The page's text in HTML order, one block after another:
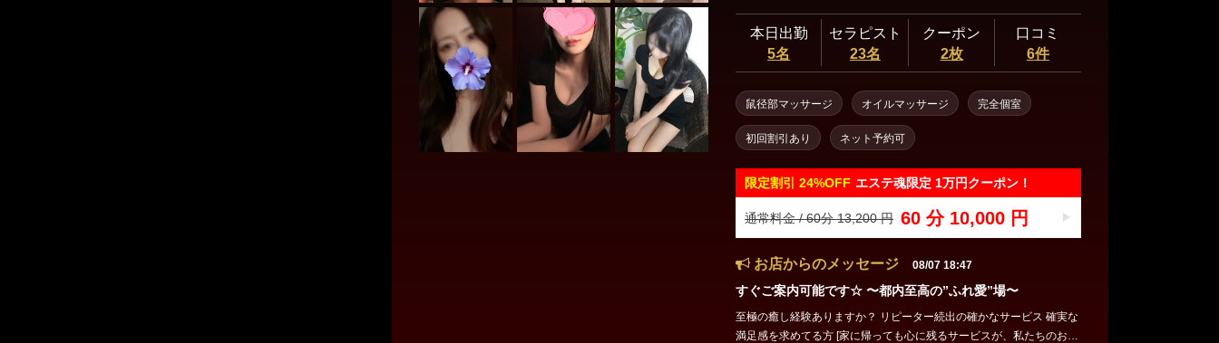
本日出勤
5名
セラピスト
23名
クーポン
2枚
口コミ
6件
鼠径部マッサージ オイルマッサージ 完全個室
初回割引あり ネット予約可
限定割引 24%OFF エステ魂限定 1万円クーポン！
通常料金 / 60分 13,200 円 60 分 10,000 円
お店からのメッセージ 08/07 18:47
すぐご案内可能です☆ 〜都内至高の”ふれ愛”場〜
至極の癒し経験ありますか？ リピーター続出の確かなサービス 確実な
満足感を求めてる方 [家に帰っても心に残るサービスが、私たちのお店